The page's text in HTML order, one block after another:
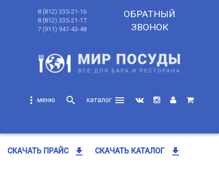
8 (812) 335-21-16
8 (812) 335-21-17
7 (911) 947-43-48
ОБРАТНЫЙ
ЗВОНОК
more_vert search
menu
СКАЧАТЬ ПРАЙС get_app СКАЧАТЬ КАТАЛОГ get_app